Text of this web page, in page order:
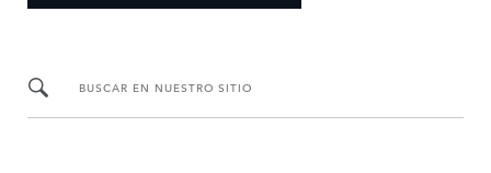
BUSCAR EN NUESTRO SITIO